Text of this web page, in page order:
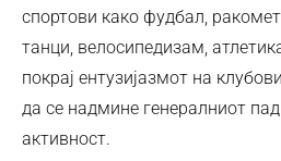
спортови како фудбал,
танци, велосипедизам,
покрај ентузијазмот на
да се надмине генералниот
активност.